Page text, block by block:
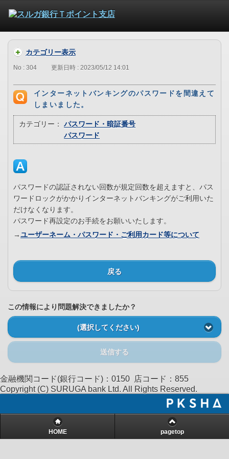
カテゴリー表示
No : 304 更新日時 : 2023/05/12 14:01
インターネットバンキングのパスワードを間違えて
しまいました。
カテゴリー：
パスワード・暗証番号
パスワード
パスワードの認証されない回数が規定回数を超えますと、パス
ワードロックがかかりインターネットバンキングがご利用いた
だけなくなります。
パスワード再設定のお手続をお願いいたします。
→ユーザーネーム・パスワード・ご利用カード等について
戻る
この情報により問題解決できましたか？
(選択してください)
送信する
金融機関コード(銀行コード)：0150 店コード：855
Copyright (C) SURUGA bank Ltd. All Rights Reserved.
HOME pagetop